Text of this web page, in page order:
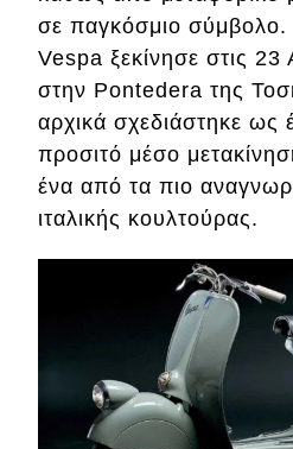
σε παγκόσμιο σύμβολο.
Vespa ξεκίνησε στις 23
στην Pontedera της
αρχικά σχεδιάστηκε ως
προσιτό μέσο
ένα από τα πιο
ιταλικής κουλτούρας.